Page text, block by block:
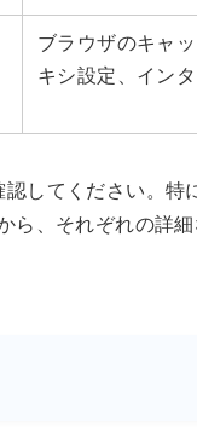
ブラウザのキャ
キシ設定、イン
してください。特
ら、それぞれの詳